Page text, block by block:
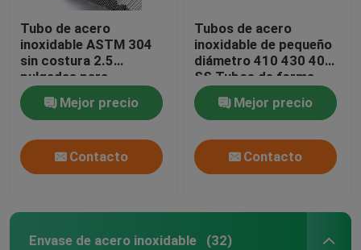
Tubo de acero
inoxidable ASTM 304
sin costura 2.5
pulgadas para
construcción /
decoraciónMejor precio
Contacto
Tubos de acero
inoxidable de pequeño
diámetro 410 430 409
SS Tubos de forma
especial
Mejor precio
Contacto
Envase de acero inoxidable (32)